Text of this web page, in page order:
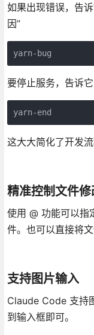
如果出现错误，告
因”
yarn-bug
要停止服务，告诉
yarn-end
这大大简化了开发流
精准控制文件修
使用 @ 功能可以指
件。也可以直接将文
支持图片输入
Claude Code 支持
到输入框即可。